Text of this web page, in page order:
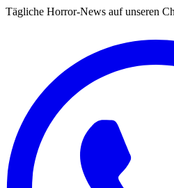
Tägliche Horror-News auf unseren